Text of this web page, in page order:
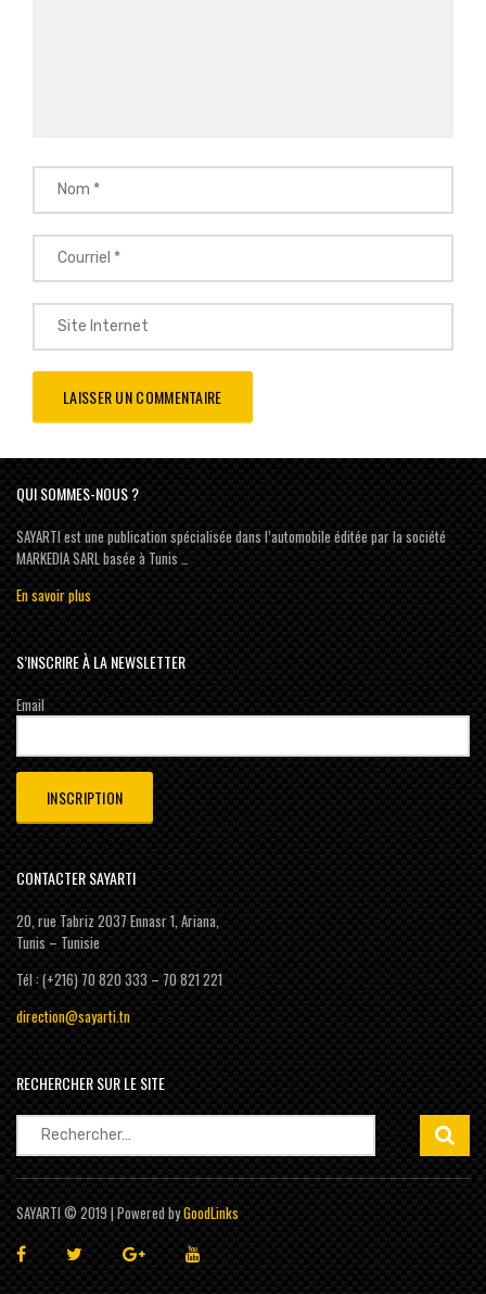
QUI SOMMES-NOUS ?
SAYARTI est une publication spécialisée dans l’automobile éditée par la société
MARKEDIA SARL basée à Tunis …
En savoir plus
S’INSCRIRE À LA NEWSLETTER
Email
CONTACTER SAYARTI
20, rue Tabriz 2037 Ennasr 1, Ariana,
Tunis – Tunisie
Tél : (+216) 70 820 333 – 70 821 221
direction@sayarti.tn
RECHERCHER SUR LE SITE
Rechercher :
SAYARTI © 2019 | Powered byGoodLinks